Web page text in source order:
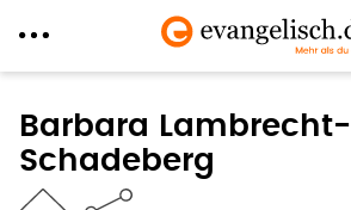
zum
Inhalt
Barbara Lambrecht-
Schadeberg